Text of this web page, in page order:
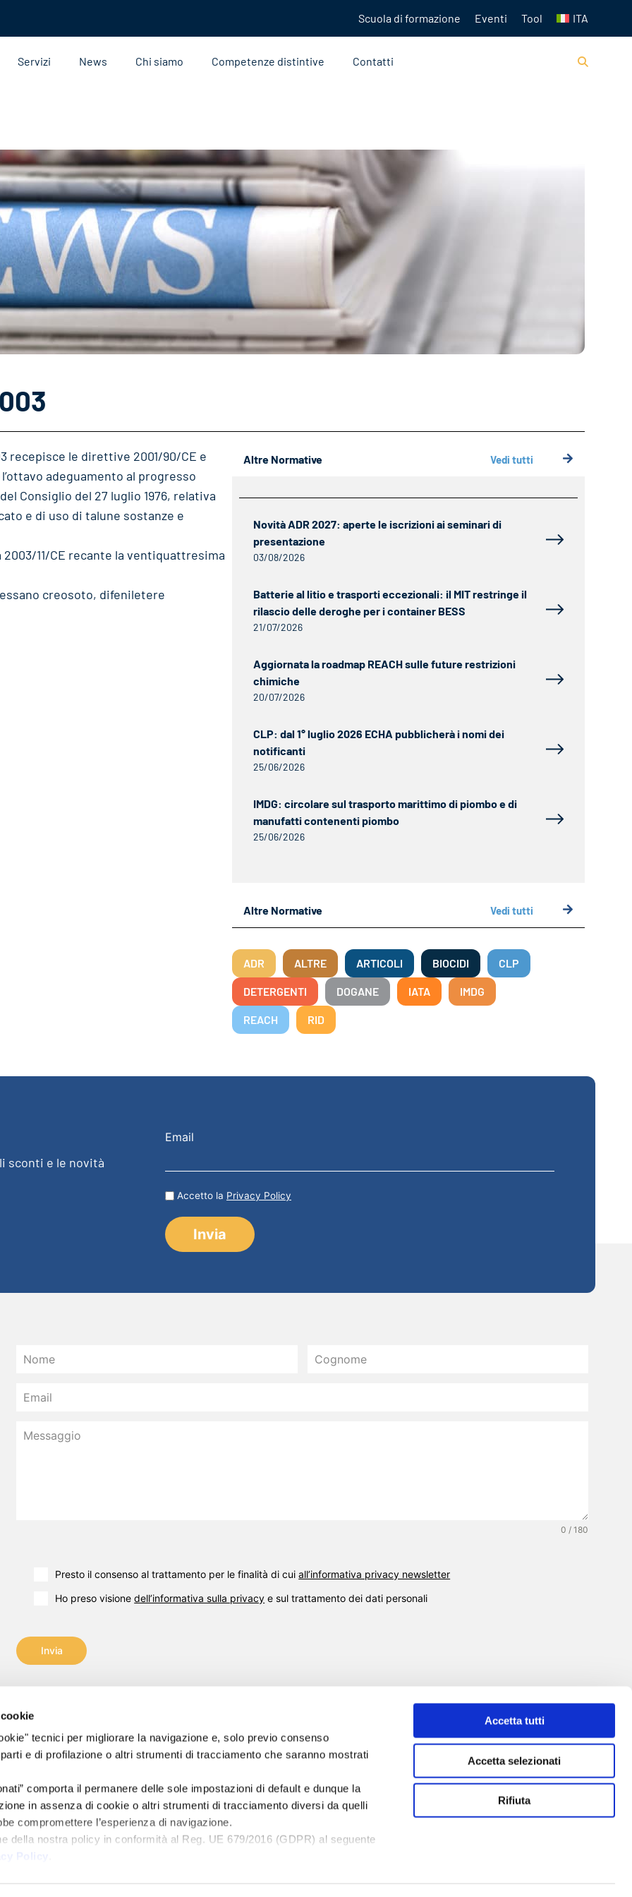
tecnici per migliorare la navigazione e, solo previo consenso
e di profilazione o altri strumenti di tracciamento che saranno mostrati
comporta il permanere delle sole impostazioni di default e dunque la
in assenza di cookie o altri strumenti di tracciamento diversi da quelli
compromettere l’esperienza di navigazione.
della nostra policy in conformità al Reg. UE 679/2016 (GDPR) al seguente
Accetta tutti
Accetta selezionati
Rifiuta
Scuola di formazione Eventi Tool ITA
Servizi News Chi siamo Competenze distintive Contatti
recepisce le direttive 2001/90/CE e
adeguamento al progresso
Consiglio del 27 luglio 1976, relativa
e di uso di talune sostanze e
11/CE recante la ventiquattresima
creosoto, difeniletere
Altre Normative Vedi tutti
Novità ADR 2027: aperte le iscrizioni ai seminari di
presentazione
03/08/2026
Batterie al litio e trasporti eccezionali: il MIT restringe il
rilascio delle deroghe per i container BESS
21/07/2026
Aggiornata la roadmap REACH sulle future restrizioni
chimiche
20/07/2026
CLP: dal 1° luglio 2026 ECHA pubblicherà i nomi dei
notificanti
25/06/2026
IMDG: circolare sul trasporto marittimo di piombo e di
manufatti contenenti piombo
25/06/2026
Altre Normative Vedi tutti
ADR ALTRE ARTICOLI BIOCIDI CLP
DETERGENTI DOGANE IATA IMDG
REACH RID
sconti e le novità
Email
Accetto la Privacy Policy
0 / 180
Presto il consenso al trattamento per le finalità di cuiall’informativa privacy newsletter
Ho preso visionedell’informativa sulla privacy e sul trattamento dei dati personali
Invia
s.r.l.
i.v.
–
Email:
info@flashpointsrl.com
Pec:info2@flashpointpec.eu
Sedi: Pisa – Milano – Venezia
Sede legale: Via Norvegia, 56 – 56021 Cascina (PI)
SCUOLA DI FORMAZIONE
TOOL
SERVIZI
NEWS
CHI SIAMO
CONTATTI